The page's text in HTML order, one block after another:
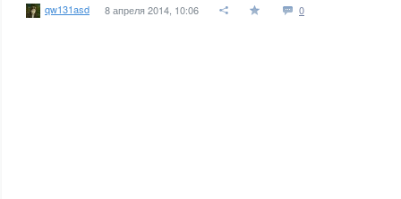
qw131asd 8 апреля 2014, 10:06 0